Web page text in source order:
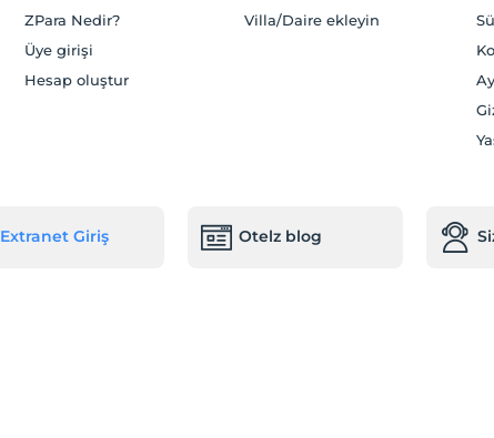
ZPara Nedir?
Üye girişi
Hesap oluştur
Villa/Daire ekleyin
Extranet Giriş Otelz blog